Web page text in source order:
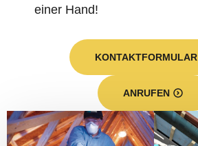
einer Hand!
KONTAKTFORMULAR
ANRUFEN